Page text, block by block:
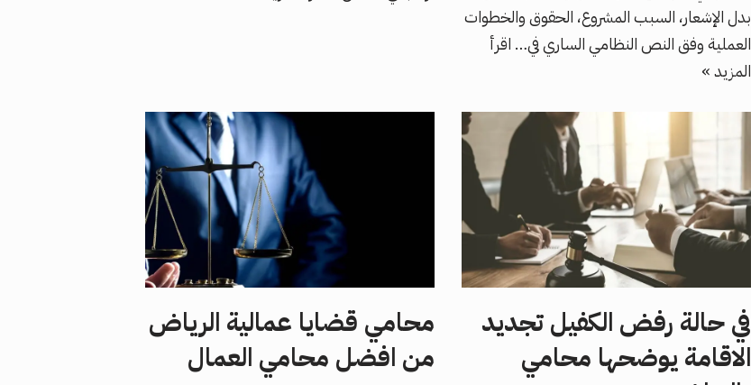
بدل الإشعار، السبب المشروع، الحقوق والخطوات
العملية وفق النص النظامي الساري في… اقرأ
المزيد »
في حالة رفض الكفيل تجديد
الاقامة يوضحها محامي
محامي قضايا عمالية الرياض
من افضل محامي العمال